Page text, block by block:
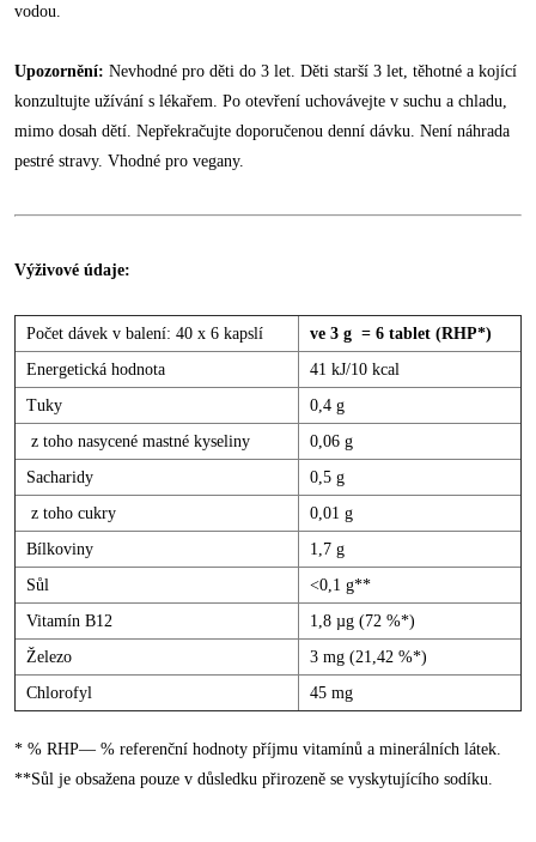
vodou.
Upozornění: Nevhodné pro děti do 3 let. Děti starší 3 let, těhotné a kojící
konzultujte užívání s lékařem. Po otevření uchovávejte v suchu a chladu,
mimo dosah dětí. Nepřekračujte doporučenou denní dávku. Není náhrada
pestré stravy. Vhodné pro vegany.
Výživové údaje:
Počet dávek v balení: 40 x 6 kapslí
ve 3 g = 6 tablet (RHP*)
Energetická hodnota
41 kJ/10 kcal
Tuky
0,4 g
z toho nasycené mastné kyseliny
0,06 g
Sacharidy
0,5 g
z toho cukry
0,01 g
Bílkoviny
1,7 g
Sůl
<0,1 g**
Vitamín B12
1,8 µg (72 %*)
Železo
3 mg (21,42 %*)
Chlorofyl
45 mg
* % RHP— % referenční hodnoty příjmu vitamínů a minerálních látek.
**Sůl je obsažena pouze v důsledku přirozeně se vyskytujícího sodíku.